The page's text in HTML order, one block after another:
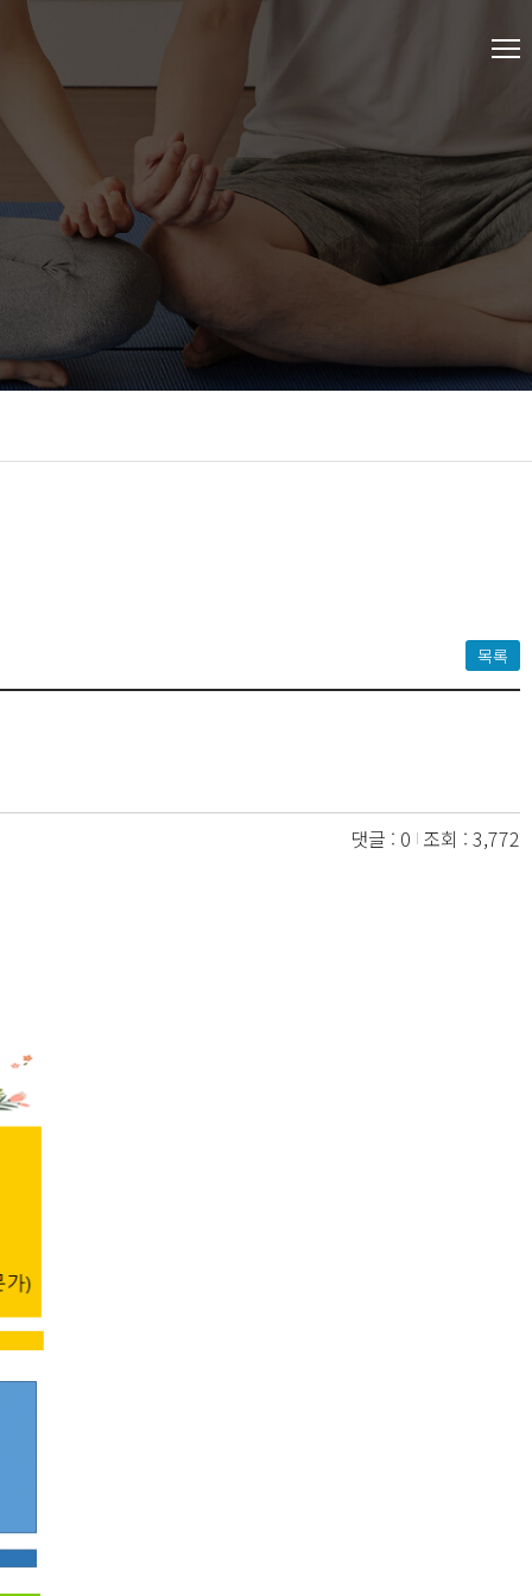
목록
댓글 : 0 조회 : 3,772